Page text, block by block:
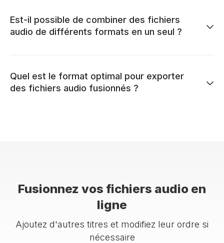
Est-il possible de combiner des fichiers
audio de différents formats en un seul ?
Quel est le format optimal pour exporter
des fichiers audio fusionnés ?
Fusionnez vos fichiers audio en
ligne
Ajoutez d'autres titres et modifiez leur ordre si
nécessaire